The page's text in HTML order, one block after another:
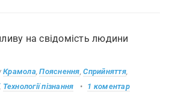
на свідомість людини
Крамола,Пояснення,Сприйняття,
, Технології пізнання 1 коментар